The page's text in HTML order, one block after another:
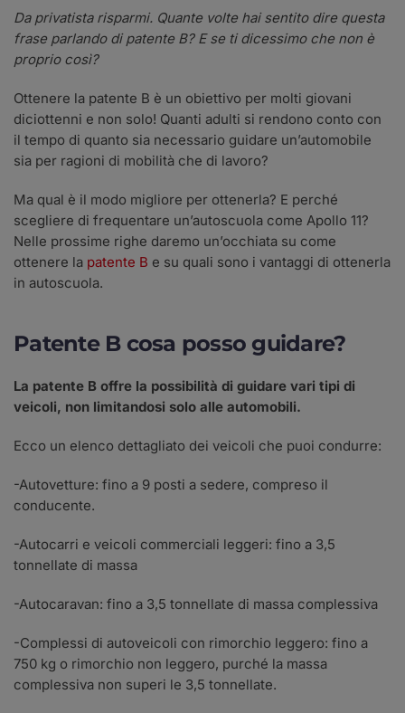
Da privatista risparmi. Quante volte hai sentito dire questa
frase parlando di patente B? E se ti dicessimo che non è
proprio così?
Ottenere la patente B è un obiettivo per molti giovani
diciottenni e non solo! Quanti adulti si rendono conto con
il tempo di quanto sia necessario guidare un’automobile
sia per ragioni di mobilità che di lavoro?
Ma qual è il modo migliore per ottenerla? E perché
scegliere di frequentare un’autoscuola come Apollo 11?
Nelle prossime righe daremo un’occhiata su come
ottenere la patente B e su quali sono i vantaggi di ottenerla
in autoscuola.
Patente B cosa posso guidare?
La patente B offre la possibilità di guidare vari tipi di
veicoli, non limitandosi solo alle automobili.
Ecco un elenco dettagliato dei veicoli che puoi condurre:
-Autovetture: fino a 9 posti a sedere, compreso il
conducente.
-Autocarri e veicoli commerciali leggeri: fino a 3,5
tonnellate di massa
-Autocaravan: fino a 3,5 tonnellate di massa complessiva
-Complessi di autoveicoli con rimorchio leggero: fino a
750 kg o rimorchio non leggero, purché la massa
complessiva non superi le 3,5 tonnellate.